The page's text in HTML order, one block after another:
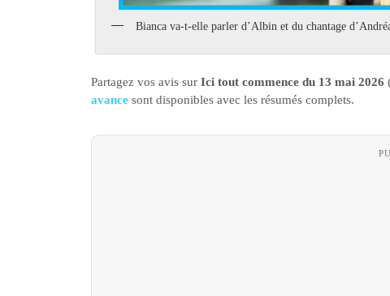
Bianca va-t-elle parler d’Albin et du chantage
Partagez vos avis sur Ici tout commence du 13 mai 2026
avance sont disponibles avec les résumés complets.